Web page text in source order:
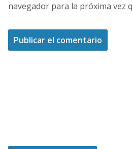
navegador para la próxima vez